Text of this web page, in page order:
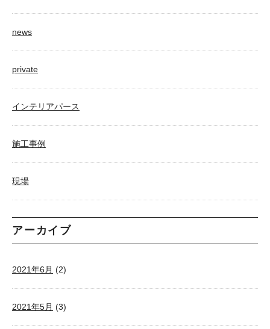
news
private
インテリアパース
施工事例
現場
アーカイブ
2021年6月 (2)
2021年5月 (3)